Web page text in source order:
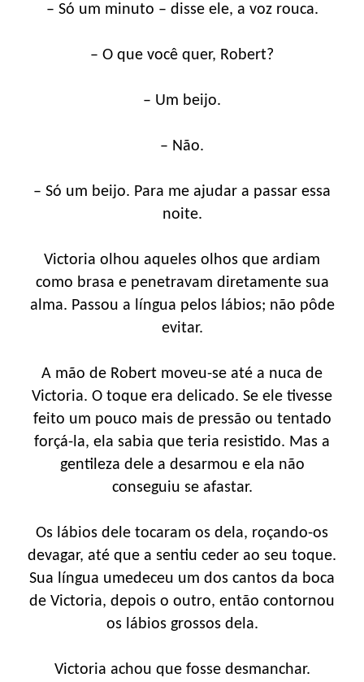
– Só um minuto – disse ele, a voz rouca.
– O que você quer, Robert?
– Um beijo.
– Não.
– Só um beijo. Para me ajudar a passar essa
noite.
Victoria olhou aqueles olhos que ardiam
como brasa e penetravam diretamente sua
alma. Passou a língua pelos lábios; não pôde
evitar.
A mão de Robert moveu-se até a nuca de
Victoria. O toque era delicado. Se ele tivesse
feito um pouco mais de pressão ou tentado
forçá-la, ela sabia que teria resistido. Mas a
gentileza dele a desarmou e ela não
conseguiu se afastar.
Os lábios dele tocaram os dela, roçando-os
devagar, até que a sentiu ceder ao seu toque.
Sua língua umedeceu um dos cantos da boca
de Victoria, depois o outro, então contornou
os lábios grossos dela.
Victoria achou que fosse desmanchar.